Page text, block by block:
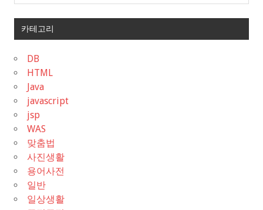
카테고리
DB
HTML
Java
javascript
jsp
WAS
맞춤법
사진생활
용어사전
일반
일상생활